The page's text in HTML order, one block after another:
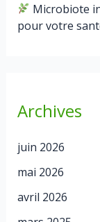
Microbiote
pour votre
Archives
juin 2026
mai 2026
avril 2026